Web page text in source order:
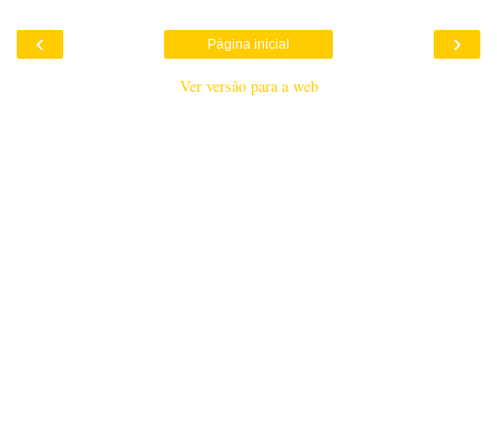
‹ ›
Página inicial
Ver versão para a web